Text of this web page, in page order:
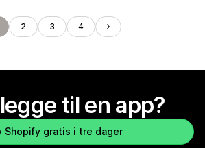
2 3 4
til en app?
Shopify gratis i tre dager